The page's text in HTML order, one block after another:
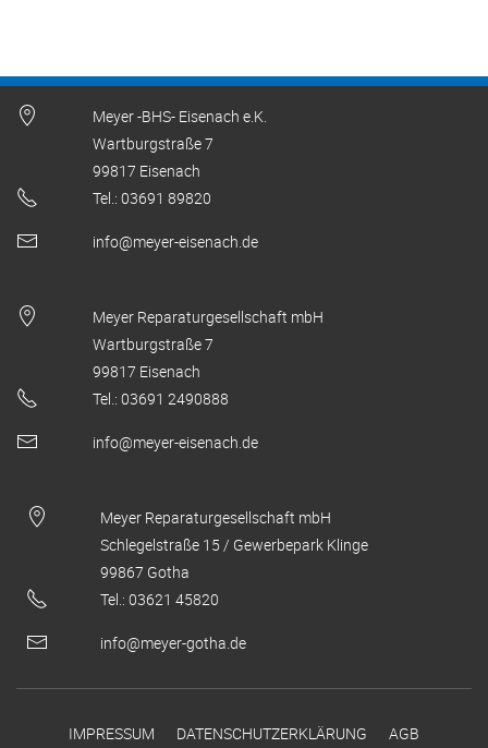
Meyer -BHS- Eisenach e.K.
Wartburgstraße 7
99817 Eisenach
Tel.: 03691 89820
info@meyer-eisenach.de
Meyer Reparaturgesellschaft mbH
Wartburgstraße 7
99817 Eisenach
Tel.: 03691 2490888
info@meyer-eisenach.de
Meyer Reparaturgesellschaft mbH
Schlegelstraße 15 / Gewerbepark Klinge
99867 Gotha
Tel.: 03621 45820
info@meyer-gotha.de
IMPRESSUM DATENSCHUTZERKLÄRUNG AGB